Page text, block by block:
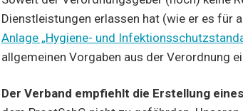
Dienstleistungen erlassen hat (wie er es für
Anlage „Hygiene- und
allgemeinen Vorgaben aus der Verordnung
Der Verband empfiehlt die Erstellung